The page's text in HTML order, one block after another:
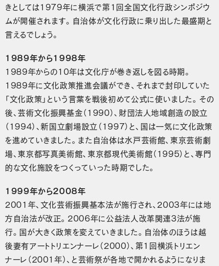
きとしては1979年に横浜で第1回全国文化行政シンポジウ
ムが開催されます。自治体が文化行政に乗り出した最盛期と
言えるでしょう。
1989年から1998年
1989年からの10年は文化庁が巻き返しを図る時期。
1989年に文化政策推進会議ができ、それまで封印していた
「文化政策」という言葉を戦後初めて公式に使いました。その
後、芸術文化振興基金（1990）、財団法人地域創造の設立
（1994）、新国立劇場設立（1997）と、国は一気に文化政策
を進めていきました。また自治体は水戸芸術館、東京芸術劇
場、東京都写真美術館、東京都現代美術館（1995）と、専門
的な文化施設をつくっていった時期でした。
1999年から2008年
2001年、文化芸術振興基本法が施行され、2003年には地
方自治法が改正。2006年に公益法人改革関連3法が施
行。国が大きく政策を変えていきました。自治体のほうは越
後妻有アートトリエンナーレ（2000）、第1回横浜トリエン
ナーレ（2001年）、と芸術祭が各地で開かれるようになりま